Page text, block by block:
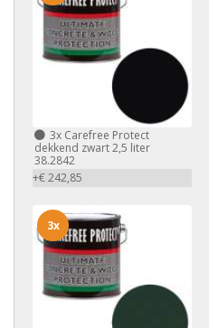
3x Carefree Protect
dekkend zwart 2,5 liter
38.2842
+€ 242,85
3x